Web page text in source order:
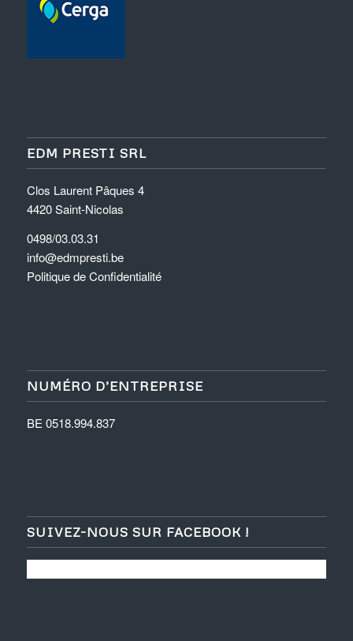
EDM PRESTI SRL
Clos Laurent Pâques 4
4420 Saint-Nicolas
0498/03.03.31
info@edmpresti.be
Politique de Confidentialité
NUMÉRO D’ENTREPRISE
BE 0518.994.837
SUIVEZ-NOUS SUR FACEBOOK !